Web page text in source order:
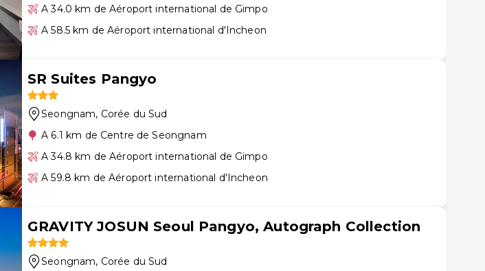
A 34.0 km de Aéroport international de Gimpo
A 58.5 km de Aéroport international d'Incheon
SR Suites Pangyo
Seongnam, Corée du Sud
A 6.1 km de Centre de Seongnam
A 34.8 km de Aéroport international de Gimpo
A 59.8 km de Aéroport international d'Incheon
GRAVITY JOSUN Seoul Pangyo, Autograph Collection
Seongnam, Corée du Sud